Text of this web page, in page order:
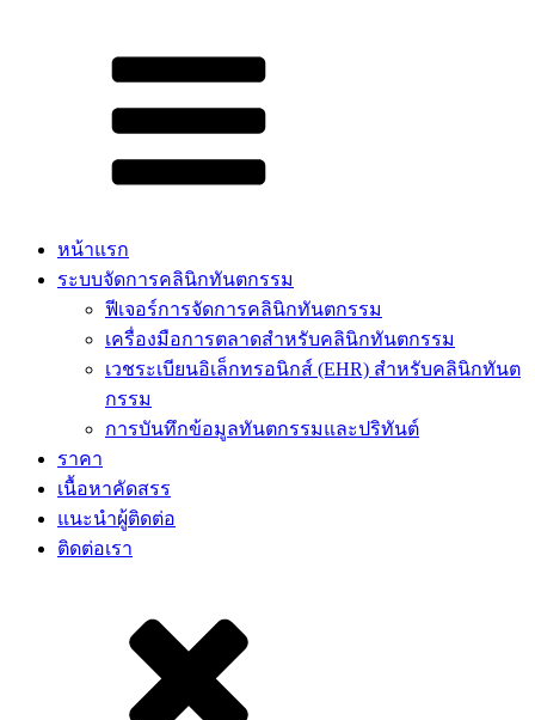
หน้าแรก
ระบบจัดการคลินิกทันตกรรม
ฟีเจอร์การจัดการคลินิกทันตกรรม
เครื่องมือการตลาดสำหรับคลินิกทันตกรรม
เวชระเบียนอิเล็กทรอนิกส์ (EHR) สำหรับคลินิกทันต
กรรม
การบันทึกข้อมูลทันตกรรมและปริทันต์
ราคา
เนื้อหาคัดสรร​
แนะนำผู้ติดต่อ
ติดต่อเรา